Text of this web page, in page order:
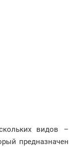
видов –
предназначен